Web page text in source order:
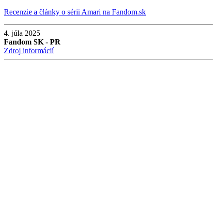
Recenzie a články o sérii Amari na Fandom.sk
4. júla 2025
Fandom SK - PR
Zdroj informácií